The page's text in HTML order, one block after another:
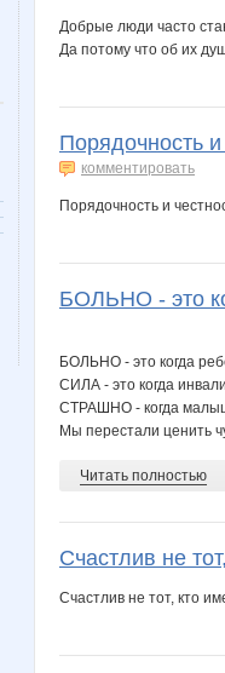
Добрые люди часто
Да потому что об их
Порядочность
комментировать
Порядочность и
БОЛЬНО - это
БОЛЬНО - это когда
СИЛА - это когда
СТРАШНО - когда
Мы перестали ценить
Читать полностью
Счастлив не
Счастлив не тот, кто